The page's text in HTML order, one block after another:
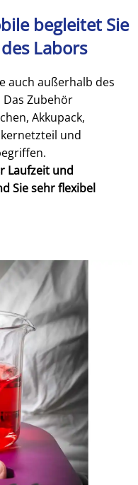
begleitet Sie
Labors
auch außerhalb des
Zubehör
Akkupack,
und
Laufzeit und
Sie sehr flexibel